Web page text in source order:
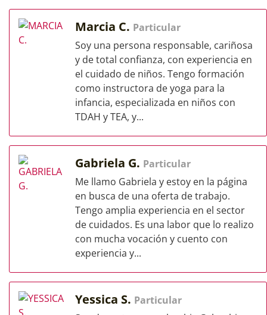
Marcia C. Particular
Soy una persona responsable, cariñosa
y de total confianza, con experiencia en
el cuidado de niños. Tengo formación
como instructora de yoga para la
infancia, especializada en niños con
TDAH y TEA, y...
Gabriela G. Particular
Me llamo Gabriela y estoy en la página
en busca de una oferta de trabajo.
Tengo amplia experiencia en el sector
de cuidados. Es una labor que lo realizo
con mucha vocación y cuento con
experiencia y...
Yessica S. Particular